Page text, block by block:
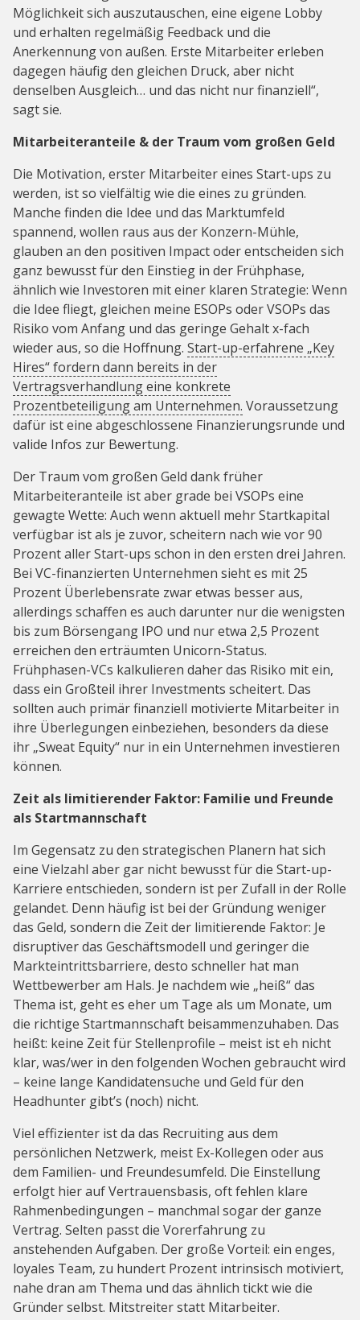
Möglichkeit sich auszutauschen, eine eigene Lobby
und erhalten regelmäßig Feedback und die
Anerkennung von außen. Erste Mitarbeiter erleben
dagegen häufig den gleichen Druck, aber nicht
denselben Ausgleich… und das nicht nur finanziell“,
sagt sie.
Mitarbeiteranteile & der Traum vom großen Geld
Die Motivation, erster Mitarbeiter eines Start-ups zu
werden, ist so vielfältig wie die eines zu gründen.
Manche finden die Idee und das Marktumfeld
spannend, wollen raus aus der Konzern-Mühle,
glauben an den positiven Impact oder entscheiden sich
ganz bewusst für den Einstieg in der Frühphase,
ähnlich wie Investoren mit einer klaren Strategie: Wenn
die Idee fliegt, gleichen meine ESOPs oder VSOPs das
Risiko vom Anfang und das geringe Gehalt x-fach
wieder aus, so die Hoffnung. Start-up-erfahrene „Key
Hires“ fordern dann bereits in der
Vertragsverhandlung eine konkrete
Prozentbeteiligung am Unternehmen. Voraussetzung
dafür ist eine abgeschlossene Finanzierungsrunde und
valide Infos zur Bewertung.
Der Traum vom großen Geld dank früher
Mitarbeiteranteile ist aber grade bei VSOPs eine
gewagte Wette: Auch wenn aktuell mehr Startkapital
verfügbar ist als je zuvor, scheitern nach wie vor 90
Prozent aller Start-ups schon in den ersten drei Jahren.
Bei VC-finanzierten Unternehmen sieht es mit 25
Prozent Überlebensrate zwar etwas besser aus,
allerdings schaffen es auch darunter nur die wenigsten
bis zum Börsengang IPO und nur etwa 2,5 Prozent
erreichen den erträumten Unicorn-Status.
Frühphasen-VCs kalkulieren daher das Risiko mit ein,
dass ein Großteil ihrer Investments scheitert. Das
sollten auch primär finanziell motivierte Mitarbeiter in
ihre Überlegungen einbeziehen, besonders da diese
ihr „Sweat Equity“ nur in ein Unternehmen investieren
können.
Zeit als limitierender Faktor: Familie und Freunde
als Startmannschaft
Im Gegensatz zu den strategischen Planern hat sich
eine Vielzahl aber gar nicht bewusst für die Start-up-
Karriere entschieden, sondern ist per Zufall in der Rolle
gelandet. Denn häufig ist bei der Gründung weniger
das Geld, sondern die Zeit der limitierende Faktor: Je
disruptiver das Geschäftsmodell und geringer die
Markteintrittsbarriere, desto schneller hat man
Wettbewerber am Hals. Je nachdem wie „heiß“ das
Thema ist, geht es eher um Tage als um Monate, um
die richtige Startmannschaft beisammenzuhaben. Das
heißt: keine Zeit für Stellenprofile – meist ist eh nicht
klar, was/wer in den folgenden Wochen gebraucht wird
– keine lange Kandidatensuche und Geld für den
Headhunter gibt’s (noch) nicht.
Viel effizienter ist da das Recruiting aus dem
persönlichen Netzwerk, meist Ex-Kollegen oder aus
dem Familien- und Freundesumfeld. Die Einstellung
erfolgt hier auf Vertrauensbasis, oft fehlen klare
Rahmenbedingungen – manchmal sogar der ganze
Vertrag. Selten passt die Vorerfahrung zu
anstehenden Aufgaben. Der große Vorteil: ein enges,
loyales Team, zu hundert Prozent intrinsisch motiviert,
nahe dran am Thema und das ähnlich tickt wie die
Gründer selbst. Mitstreiter statt Mitarbeiter.